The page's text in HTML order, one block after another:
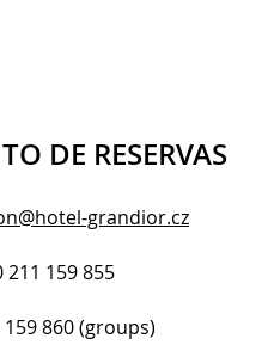
DE RESERVAS
grandior.cz
211 159 855
159 860 (groups)